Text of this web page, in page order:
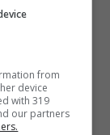
, sono stati
di
from
device
with 319
our partners